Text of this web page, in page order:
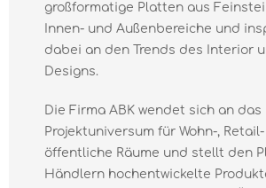
großformatige Platten aus
Innen- und Außenbereiche und
dabei an den Trends des Interior
Designs.
Die Firma ABK wendet sich an das
Projektuniversum für Wohn-,
öffentliche Räume und stellt den
Händlern hochentwickelte